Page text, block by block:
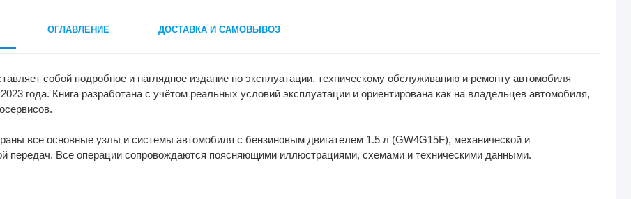
ОГЛАВЛЕНИЕ ДОСТАВКА И САМОВЫВОЗ
собой подробное и наглядное издание по эксплуатации, техническому обслуживанию и ремонту автомобиля
года. Книга разработана с учётом реальных условий эксплуатации и ориентирована как на владельцев автомобиля,
все основные узлы и системы автомобиля с бензиновым двигателем 1.5 л (GW4G15F), механической и
передач. Все операции сопровождаются поясняющими иллюстрациями, схемами и техническими данными.